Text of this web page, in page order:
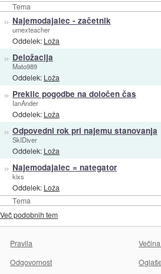
Tema
Tema
» Najemodajalec - začetnik
umexteacher
Oddelek: Loža
» Deložacija
Mato989
Oddelek: Loža
» Preklic pogodbe na določen čas
IanAnder
Oddelek: Loža
» Odpovedni rok pri najemu stanovanja
SkIDiver
Oddelek: Loža
» Najemodajalec = nategator
kixs
Oddelek: Loža
Več podobnih tem
Pravila
Odgovornost